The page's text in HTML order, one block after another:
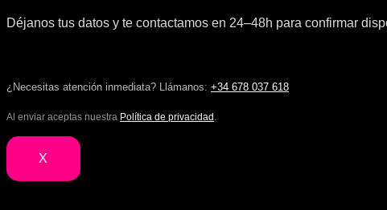
Déjanos tus datos y te contactamos en 24–48h para confirmar
¿Necesitas atención inmediata? Llámanos: +34 678 037 618
Al enviar aceptas nuestra Política de privacidad .
X